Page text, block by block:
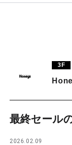
ニュース
PARCOメンバーズ
한국어
3F
最終セール
2026.02.09